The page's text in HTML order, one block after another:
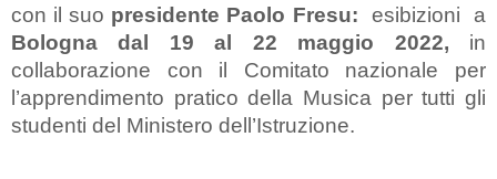
con il suo presidente Paolo Fresu: esibizioni a
Bologna dal 19 al 22 maggio 2022, in
collaborazione con il Comitato nazionale per
l’apprendimento pratico della Musica per tutti gli
studenti del Ministero dell’Istruzione.